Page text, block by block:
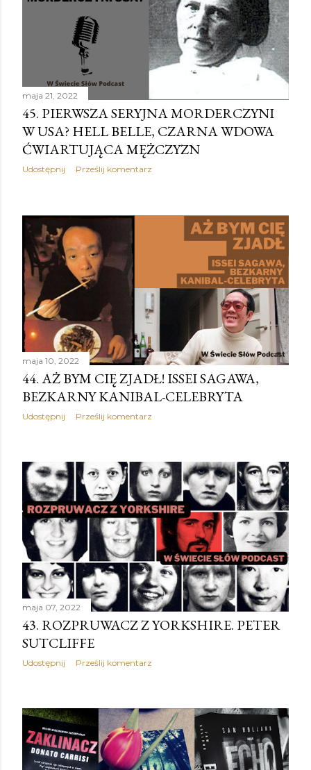
maja 21, 2022
45. PIERWSZA SERYJNA MORDERCZYNI
W USA? HELL BELLE, CZARNA WDOWA
ĆWIARTUJĄCA MĘŻCZYZN
Udostępnij Prześlij komentarz
maja 10, 2022
44. AŻ BYM CIĘ ZJADŁ! ISSEI SAGAWA,
BEZKARNY KANIBAL-CELEBRYTA
Udostępnij Prześlij komentarz
maja 07, 2022
43. ROZPRUWACZ Z YORKSHIRE. PETER
SUTCLIFFE
Udostępnij Prześlij komentarz